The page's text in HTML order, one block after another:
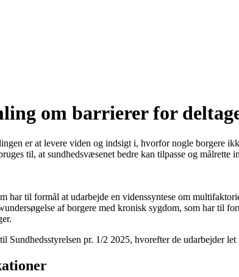
om barrierer for
er at levere viden og indsigt i, hvorfor nogle borgere
til, at sundhedsvæsenet bedre kan tilpasse og
har til formål at udarbejde en videnssyntese om
af borgere med kronisk sygdom, som har til
Sundhedsstyrelsen pr. 1/2 2025, hvorefter de udarbejder